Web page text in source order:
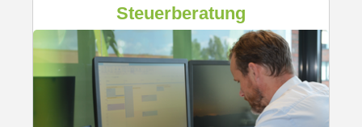
Steuerberatung